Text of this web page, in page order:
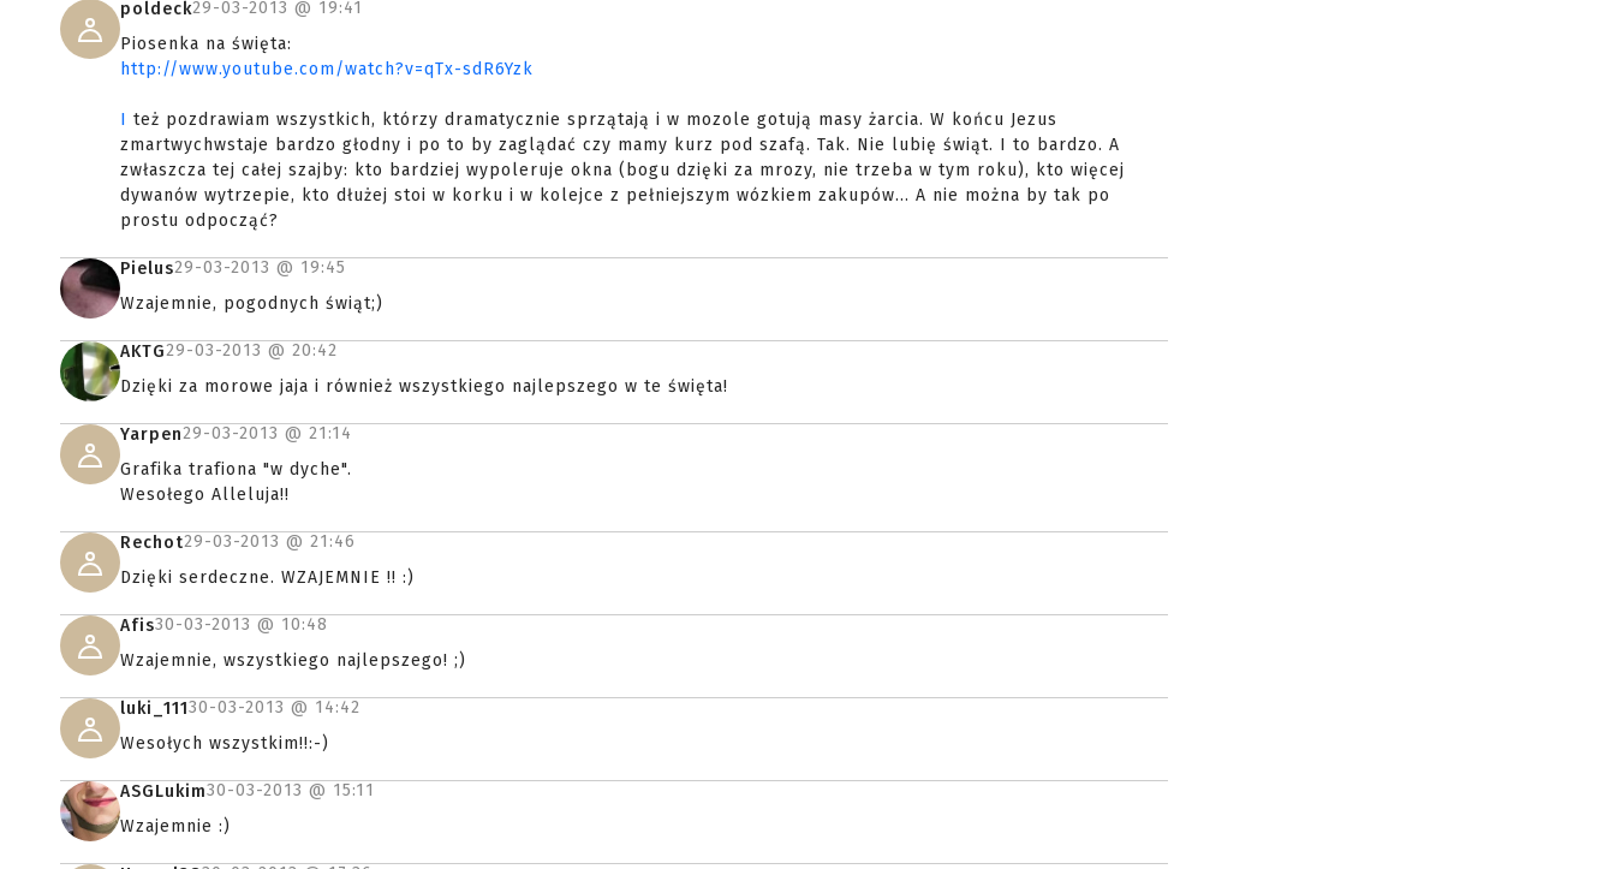
poldeck29-03-2013 @ 19:41
Piosenka na święta:
http://www.youtube.com/watch?v=qTx-sdR6Yzk
I też pozdrawiam wszystkich, którzy dramatycznie sprzątają i w mozole gotują masy żarcia. W końcu Jezus
zmartwychwstaje bardzo głodny i po to by zaglądać czy mamy kurz pod szafą. Tak. Nie lubię świąt. I to bardzo. A
zwłaszcza tej całej szajby: kto bardziej wypoleruje okna (bogu dzięki za mrozy, nie trzeba w tym roku), kto więcej
dywanów wytrzepie, kto dłużej stoi w korku i w kolejce z pełniejszym wózkiem zakupów... A nie można by tak po
prostu odpocząć?
Pielus29-03-2013 @ 19:45
Wzajemnie, pogodnych świąt;)
AKTG29-03-2013 @ 20:42
Dzięki za morowe jaja i również wszystkiego najlepszego w te święta!
Yarpen29-03-2013 @ 21:14
Grafika trafiona "w dyche".
Wesołego Alleluja!!
Rechot29-03-2013 @ 21:46
Dzięki serdeczne. WZAJEMNIE !! :)
Afis30-03-2013 @ 10:48
Wzajemnie, wszystkiego najlepszego! ;)
luki_11130-03-2013 @ 14:42
Wesołych wszystkim!!:-)
ASGLukim30-03-2013 @ 15:11
Wzajemnie :)